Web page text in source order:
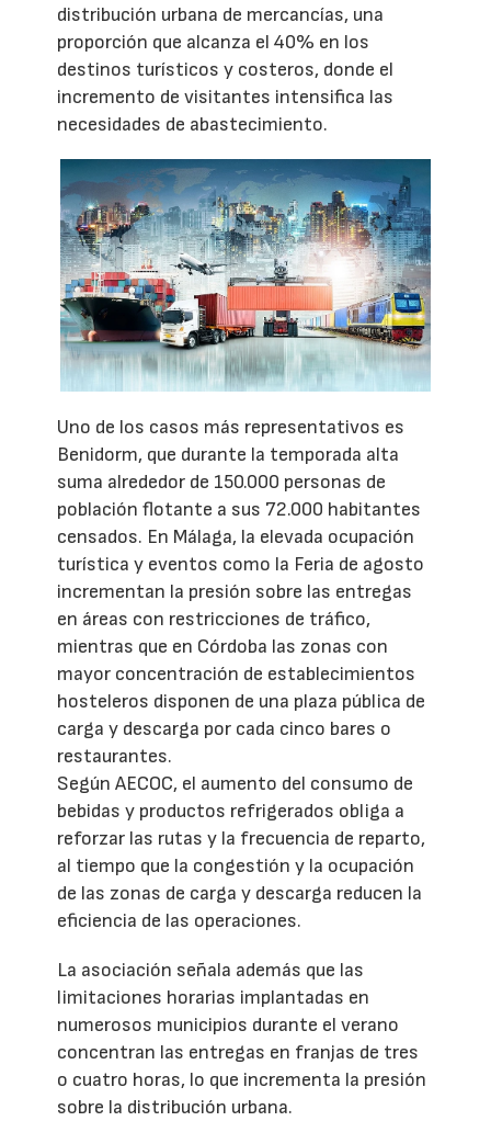
distribución urbana de mercancías, una
proporción que alcanza el 40% en los
destinos turísticos y costeros, donde el
incremento de visitantes intensifica las
necesidades de abastecimiento.
Uno de los casos más representativos es
Benidorm, que durante la temporada alta
suma alrededor de 150.000 personas de
población flotante a sus 72.000 habitantes
censados. En Málaga, la elevada ocupación
turística y eventos como la Feria de agosto
incrementan la presión sobre las entregas
en áreas con restricciones de tráfico,
mientras que en Córdoba las zonas con
mayor concentración de establecimientos
hosteleros disponen de una plaza pública de
carga y descarga por cada cinco bares o
restaurantes.
Según AECOC, el aumento del consumo de
bebidas y productos refrigerados obliga a
reforzar las rutas y la frecuencia de reparto,
al tiempo que la congestión y la ocupación
de las zonas de carga y descarga reducen la
eficiencia de las operaciones.
La asociación señala además que las
limitaciones horarias implantadas en
numerosos municipios durante el verano
concentran las entregas en franjas de tres
o cuatro horas, lo que incrementa la presión
sobre la distribución urbana.